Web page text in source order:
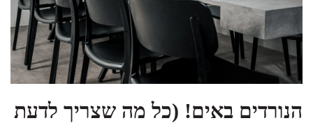
הנורדים באים! (כל מה שצריך לדעת